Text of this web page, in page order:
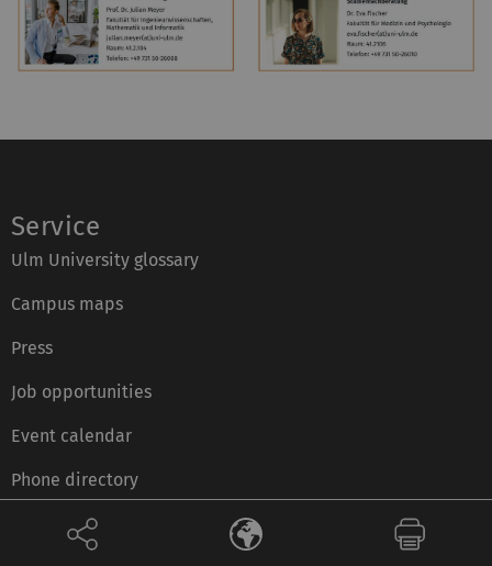
Service
Ulm University glossary
Campus maps
Press
Job opportunities
Event calendar
Phone directory